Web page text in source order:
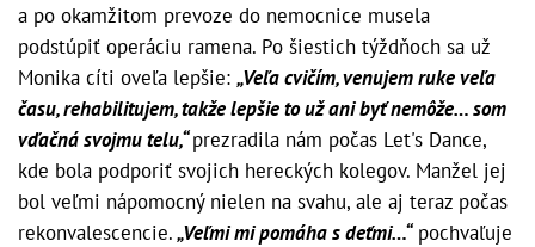
a po okamžitom prevoze do nemocnice musela
podstúpiť operáciu ramena. Po šiestich týždňoch sa už
Monika cíti oveľa lepšie: „Veľa cvičím, venujem ruke veľa
času, rehabilitujem, takže lepšie to už ani byť nemôže… som
vďačná svojmu telu,“prezradila nám počas Let's Dance,
kde bola podporiť svojich hereckých kolegov. Manžel jej
bol veľmi nápomocný nielen na svahu, ale aj teraz počas
rekonvalescencie.„Veľmi mi pomáha s deťmi…“pochvaľuje